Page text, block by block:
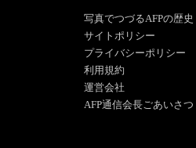
写真でつづるAFPの歴史
サイトポリシー
プライバシーポリシー
利用規約
運営会社
AFP通信会長ごあいさつ